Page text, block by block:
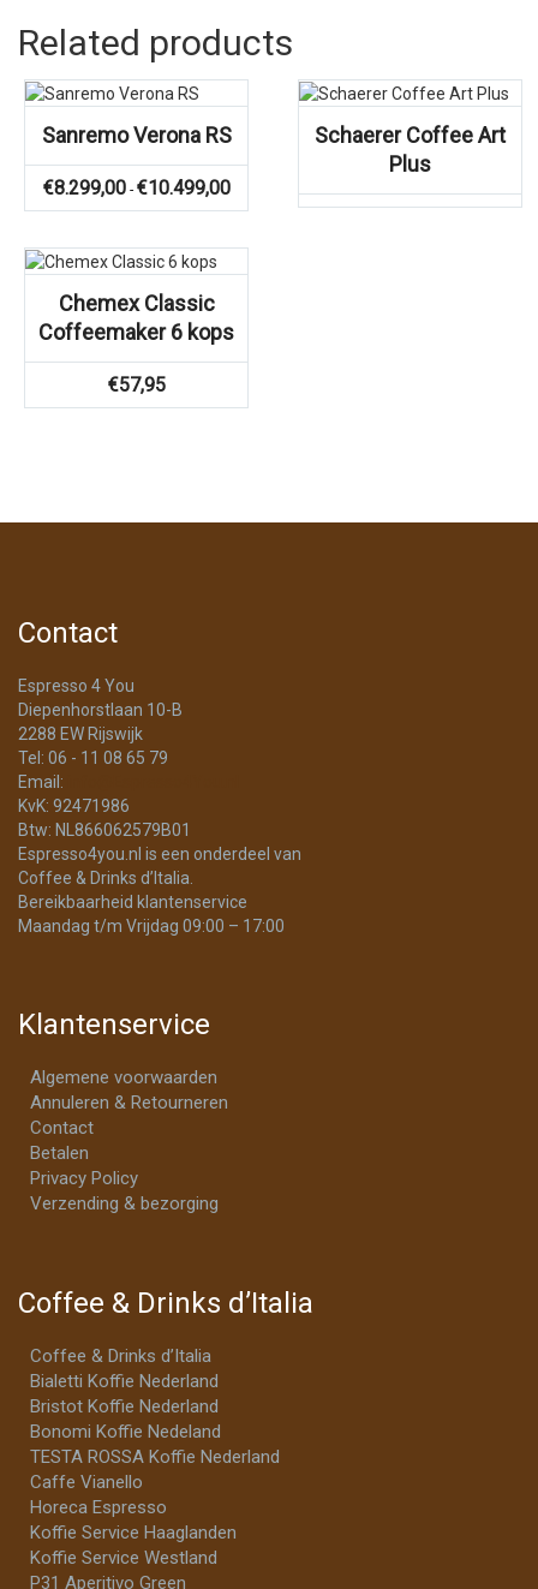
Related products
Sanremo Verona RS
€8.299,00 - €10.499,00Prijsklasse:
Schaerer Coffee Art
Plus
Chemex Classic
Coffeemaker 6 kops
€57,95
Contact
Espresso 4 You
Diepenhorstlaan 10-B
2288 EW Rijswijk
Tel: 06 - 11 08 65 79
Email:
KvK: 92471986
Btw: NL866062579B01
Espresso4you.nl is een onderdeel van
Coffee & Drinks d’Italia.
Bereikbaarheid klantenservice
Maandag t/m Vrijdag 09:00 – 17:00
Klantenservice
Algemene voorwaarden
Annuleren & Retourneren
Contact
Betalen
Privacy Policy
Verzending & bezorging
Coffee & Drinks d’Italia
Coffee & Drinks d’Italia
Bialetti Koffie Nederland
Bristot Koffie Nederland
Bonomi Koffie Nedeland
TESTA ROSSA Koffie Nederland
Caffe Vianello
Horeca Espresso
Koffie Service Haaglanden
Koffie Service Westland
P31 Aperitivo Green